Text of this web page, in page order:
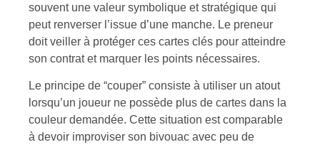
souvent une valeur symbolique et stratégique qui
peut renverser l’issue d’une manche. Le preneur
doit veiller à protéger ces cartes clés pour atteindre
son contrat et marquer les points nécessaires.
Le principe de “couper” consiste à utiliser un atout
lorsqu’un joueur ne possède plus de cartes dans la
couleur demandée. Cette situation est comparable
à devoir improviser son bivouac avec peu de